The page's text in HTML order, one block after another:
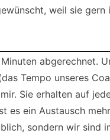
weil sie gern
abgerechnet.
Tempo unseres
Sie erhalten auf
es ein Austausch
sondern wir sind